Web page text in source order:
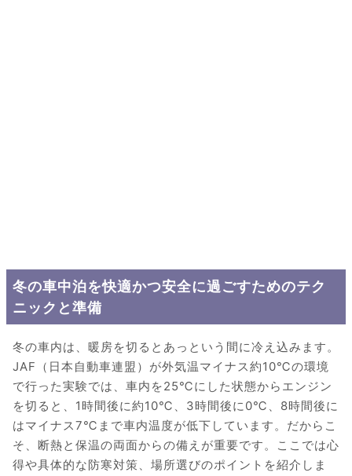
冬の車中泊を快適かつ安全に過ごすためのテク
ニックと準備
冬の車内は、暖房を切るとあっという間に冷え込みます。
JAF（日本自動車連盟）が外気温マイナス約10℃の環境
で行った実験では、車内を25℃にした状態からエンジン
を切ると、1時間後に約10℃、3時間後に0℃、8時間後に
はマイナス7℃まで車内温度が低下しています。だからこ
そ、断熱と保温の両面からの備えが重要です。ここでは心
得や具体的な防寒対策、場所選びのポイントを紹介しま